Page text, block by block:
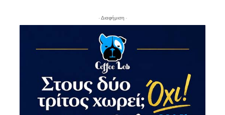
- Διαφήμιση -